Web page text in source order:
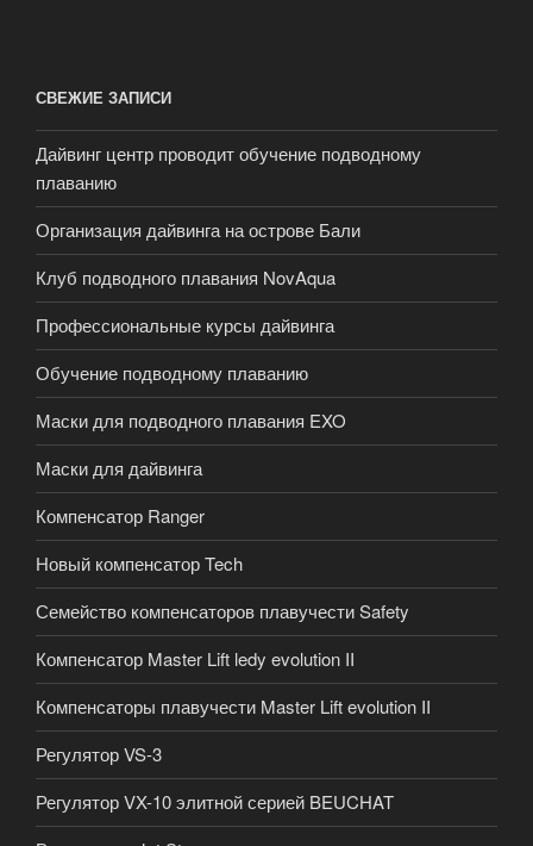
СВЕЖИЕ ЗАПИСИ
Дайвинг центр проводит обучение подводному
плаванию
Организация дайвинга на острове Бали
Клуб подводного плавания NovAqua
Профессиональные курсы дайвинга
Обучение подводному плаванию
Маски для подводного плавания EXO
Маски для дайвинга
Компенсатор Ranger
Новый компенсатор Tech
Семейство компенсаторов плавучести Safety
Компенсатор Master Lift ledy evolution II
Компенсаторы плавучести Master Lift evolution II
Регулятор VS-3
Регулятор VX-10 элитной серией BEUCHAT